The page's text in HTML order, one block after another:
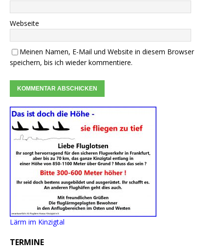
Webseite
Meinen Namen, E-Mail und Website in diesem Browser
speichern, bis ich wieder kommentiere.
Lärm im Kinzigtal
TERMINE